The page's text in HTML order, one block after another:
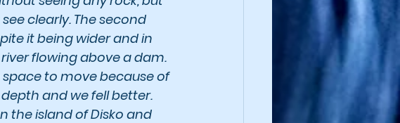
clearly. The second
it being wider and in
flowing above a dam.
to move because of
and we fell better.
the island of Disko and